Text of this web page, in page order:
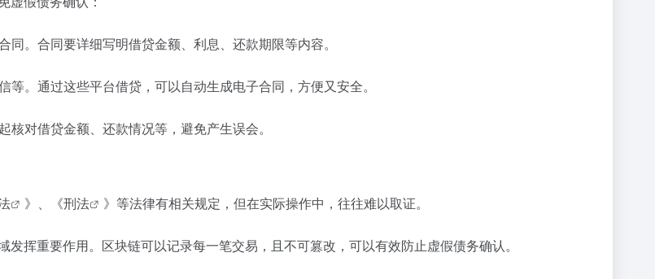
。合同要详细写明借贷金额、利息、还款期限等内容。
。通过这些平台借贷，可以自动生成电子合同，方便又安全。
对借贷金额、还款情况等，避免产生误会。
》、《刑法 》等法律有相关规定，但在实际操作中，往往难以取证。
挥重要作用。区块链可以记录每一笔交易，且不可篡改，可以有效防止虚假债务确认。